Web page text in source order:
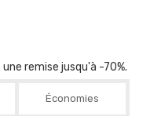
remise jusqu'à -70%.
Économies